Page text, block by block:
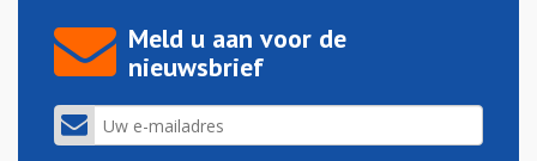
Meld u aan voor de
nieuwsbrief